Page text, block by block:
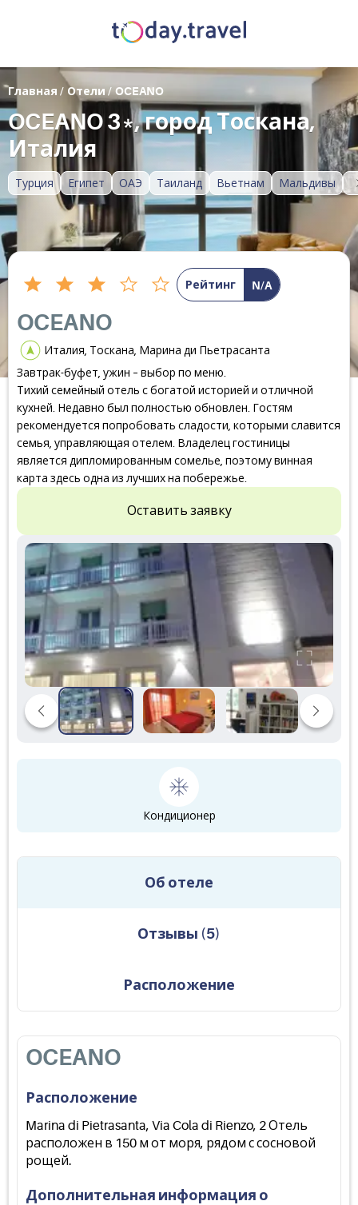
Турция Египет ОАЭ Таиланд Вьетнам Мальдивы
Главная / Отели/ OCEANO
OCEANO 3*, город Тоскана,
Италия
Рейтинг N/A
OCEANO
Италия, Тоскана, Марина ди Пьетрасанта
Завтрак-буфет, ужин – выбор по меню.
Тихий семейный отель с богатой историей и отличной
кухней. Недавно был полностью обновлен. Гостям
рекомендуется попробовать сладости, которыми славится
семья, управляющая отелем. Владелец гостиницы
является дипломированным сомелье, поэтому винная
карта здесь одна из лучших на побережье.
Оставить заявку
Кондиционер
Об отеле
Отзывы (5)
Расположение
OCEANO
Расположение
Marina di Pietrasanta, Via Cola di Rienzo, 2 Отель
расположен в 150 м от моря, рядом с сосновой
рощей.
Дополнительная информация о